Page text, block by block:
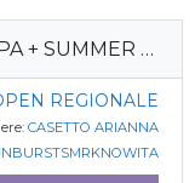
CACTUS 2020
REGIONALE
CASETTO ARIANNA